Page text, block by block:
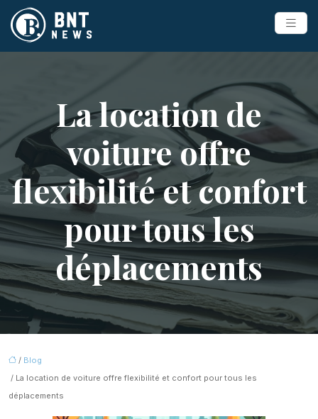
La location de
voiture offre
flexibilité et confort
pour tous les
déplacements
/ Blog
/ La location de voiture offre flexibilité et confort pour tous les
déplacements